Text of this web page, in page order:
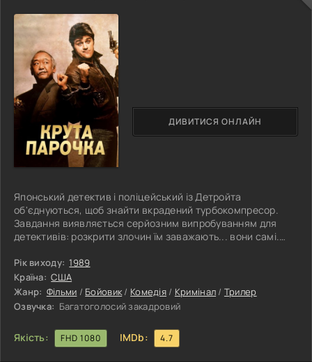
Японський детектив і поліцейський із Детройта
об'єднуються, щоб знайти вкрадений турбокомпресор.
Завдання виявляється серйозним випробуванням для
детективів: розкрити злочин їм заважають... вони самі.
потрапляють у сміховинні ситуації...
Рік виходу: 1989
Країна: США
Жанр: Фільми / Бойовик/ Комедія / Кримінал / Трилер
Озвучка: Багатоголосий закадровий
Якість: FHD 1080 IMDb: 4.7
ДИВИТИСЯ ОНЛАЙН